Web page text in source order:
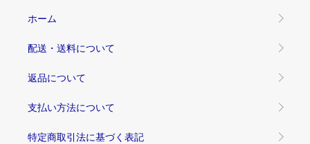
ホーム
配送・送料について
返品について
支払い方法について
特定商取引法に基づく表記